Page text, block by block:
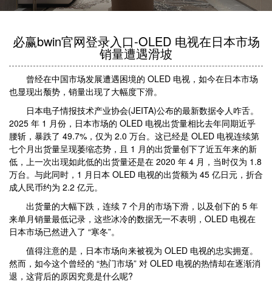
必赢bwin官网登录入口-OLED 电视在日本市场
销量遭遇滑坡
曾经在中国市场发展遭遇困境的 OLED 电视，如今在日本市场
也显现出颓势，销量出现了大幅度下滑。
日本电子情报技术产业协会(JEITA)公布的最新数据令人咋舌。
2025 年 1 月份，日本市场的 OLED 电视出货量相比去年同期近乎
腰斩，暴跌了 49.7%，仅为 2.0 万台。这已经是 OLED 电视连续第
七个月出货量呈现萎缩态势，且 1 月的出货量创下了近五年来的新
低，上一次出现如此低的出货量还是在 2020 年 4 月，当时仅为 1.8
万台。与此同时，1 月日本 OLED 电视的出货额为 45 亿日元，折合
成人民币约为 2.2 亿元。
出货量的大幅下跌，连续 7 个月的市场下滑，以及创下的 5 年
来单月销量最低记录，这些冰冷的数据无一不表明，OLED 电视在
日本市场已然进入了 “寒冬”。
值得注意的是，日本市场向来被视为 OLED 电视的忠实拥趸。
然而，如今这个曾经的 “热门市场” 对 OLED 电视的热情却在逐渐消
退，这背后的原因究竟是什么呢?